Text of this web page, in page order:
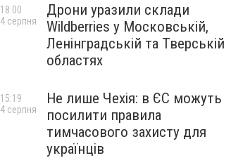
Дрони уразили склади
Wildberries у Московській,
Ленінградській та Тверській
областях
18:00
4 серпня
Не лише Чехія: в ЄС можуть
посилити правила
тимчасового захисту для
українців
15:19
4 серпня